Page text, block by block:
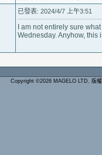
已發表: 2024/4/7 上午3:51
I am not entirely sure
Wednesday. Anyhow,
Copyright ©2026 MAGELO LTD. 版